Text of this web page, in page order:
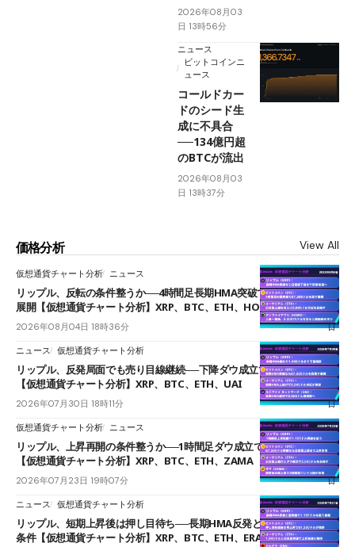
2026年08月03
日 13時56分
ニュース
ビットコインニ
ュース
コールドカー
ドのシード生
成に不具合
──134億円超
のBTCが流出
2026年08月03
日 13時37分
価格分析 View All
仮想通貨チャート分析 ニュース
リップル、反転の条件整うか──4時間足長期HMA突破で雲下端を目指す
展開【仮想通貨チャート分析】XRP、BTC、ETH、HOME
2026年08月04日 18時36分
ニュース 仮想通貨チャート分析
リップル、反発局面でも売り目線継続──下降ダウ成立で下値追う展開
【仮想通貨チャート分析】XRP、BTC、ETH、UAI
2026年07月30日 18時11分
仮想通貨チャート分析 ニュース
リップル、上昇再開の条件整うか──1時間足ダウ成立で1.185ドルを狙う
【仮想通貨チャート分析】XRP、BTC、ETH、ZAMA
2026年07月23日 19時07分
ニュース 仮想通貨チャート分析
リップル、短期上昇後は押し目待ち──長期HMA反発と雲上抜けが買い
条件【仮想通貨チャート分析】XRP、BTC、ETH、ERA